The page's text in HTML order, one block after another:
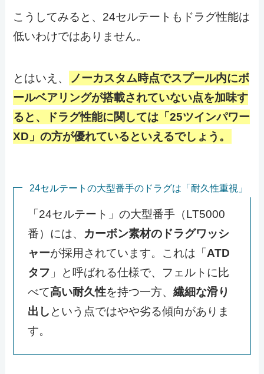
こうしてみると、24セルテートもドラグ性能は
低いわけではありません。
とはいえ、
ノーカスタム時点でスプール内にボ
ールベアリングが搭載されていない点を加味す
ると、ドラグ性能に関しては「25ツインパワー
XD」の方が優れているといえるでしょう。
24セルテートの大型番手のドラグは「耐久性重視」
「24セルテート」の大型番手（LT5000
番）には、 カーボン素材のドラグワッシ
ャーが採用されています。これは「ATD
タフ 」と呼ばれる仕様で、フェルトに比
べて高い耐久性を持つ一方、 繊細な滑り
出し という点ではやや劣る傾向がありま
す。